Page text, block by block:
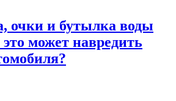
очки и бутылка воды
может навредить